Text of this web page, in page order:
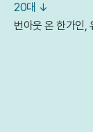
20대 ↓
번아웃 온 한가인,